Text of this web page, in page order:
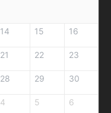
14 15 16
21 22 23
28 29 30
4 5 6